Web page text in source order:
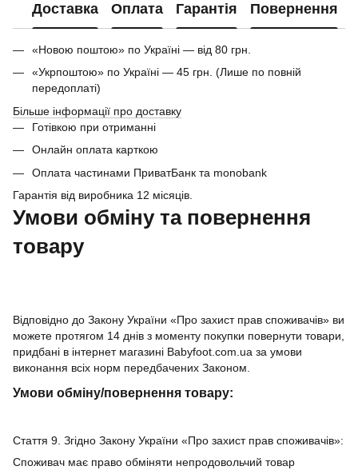
Доставка Оплата Гарантія Повернення
«Новою поштою» по Україні — від 80 грн.
«Укрпоштою» по Україні — 45 грн. (Лише по повній
передоплаті)
Більше інформації про доставку
Готівкою при отриманні
Онлайн оплата карткою
Оплата частинами ПриватБанк та monobank
Гарантія від виробника 12 місяців.
Умови обміну та повернення
товару
Відповідно до Закону України «Про захист прав споживачів» ви
можете протягом 14 днів з моменту покупки повернути товари,
придбані в інтернет магазині Babyfoot.com.ua за умови
виконання всіх норм передбачених Законом.
Умови обміну/повернення товару:
Стаття 9. Згідно Закону України «Про захист прав споживачів»:
Споживач має право обміняти непродовольчий товар